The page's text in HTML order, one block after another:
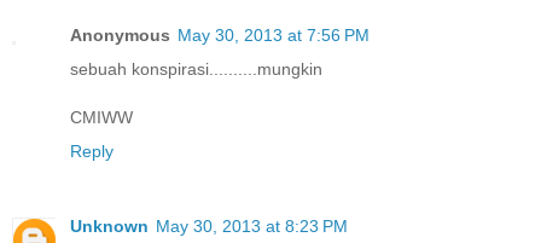
Anonymous May 30, 2013 at 7:56 PM
sebuah konspirasi..........mungkin
CMIWW
Reply
Unknown May 30, 2013 at 8:23 PM